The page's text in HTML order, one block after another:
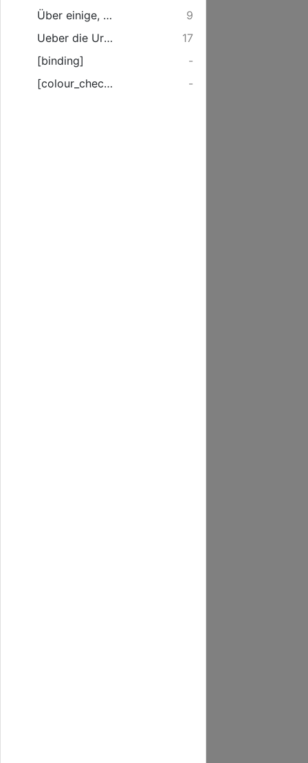
Über einige, die Palingenesie der Wissenschaften um das Jahr 1500 vorbereitende Umstände. [C. H. Simonis.]
9
Ueber die Ursachen des Verfalls der Wissenschaften bei den Römern. [F. C. E. Walter]
17
[binding]
-
[colour_checker]
-